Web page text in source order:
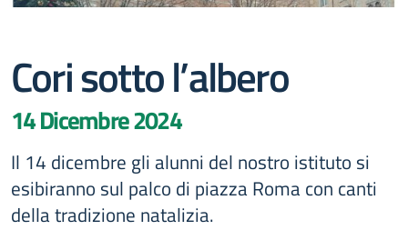
Cori sotto l’albero
14 Dicembre 2024
Il 14 dicembre gli alunni del nostro istituto si
esibiranno sul palco di piazza Roma con canti
della tradizione natalizia.